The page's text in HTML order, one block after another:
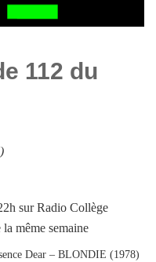
112 du
)
sur Radio Collège
même semaine
Dear – BLONDIE (1978)